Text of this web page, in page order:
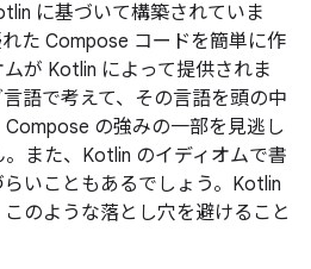
に基づいて構築されていま
た Compose コードを簡単に作
が Kotlin によって提供されま
語で考えて、その言語を頭の中
の強みの一部を見逃し
また、Kotlin のイディオムで書
いこともあるでしょう。Kotlin
のような落とし穴を避けること